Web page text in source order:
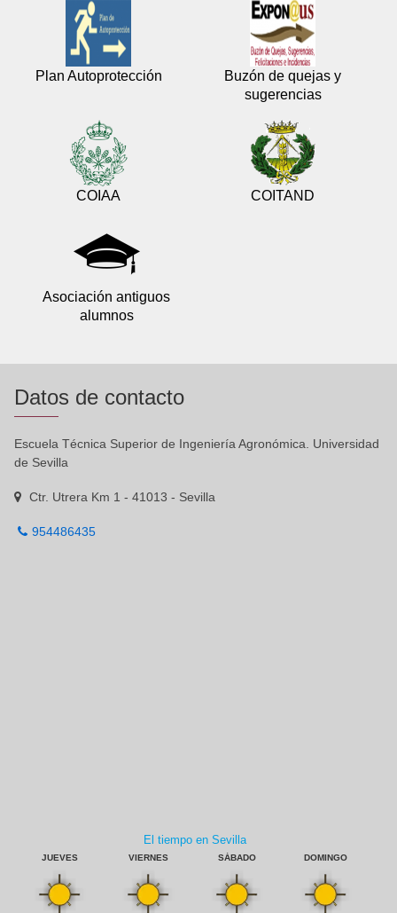
Plan Autoprotección
Buzón de quejas y
sugerencias
COIAA COITAND
Asociación antiguos
alumnos
Datos de contacto
Escuela Técnica Superior de Ingeniería Agronómica. Universidad
de Sevilla
Ctr. Utrera Km 1 - 41013 - Sevilla
954486435